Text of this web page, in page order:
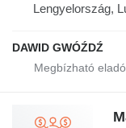
Lengyelország,
DAWID GWÓŹDŹ